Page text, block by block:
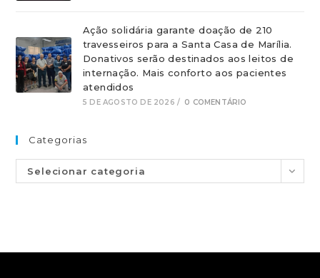
Ação solidária garante doação de 210
travesseiros para a Santa Casa de Marília.
Donativos serão destinados aos leitos de
internação. Mais conforto aos pacientes
atendidos
5 DE AGOSTO DE 2026 / 0 COMENTÁRIO
Categorias
Selecionar categoria